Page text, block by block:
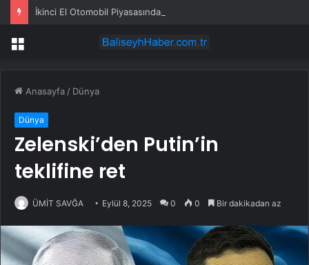
İkinci El Otomobil Piyasasında Temmuz 2024 Gelişmeleri
Menü
Anasayfa / Dünya
Dünya
Zelenski’den Putin’in
teklifine ret
ÜMİT SAVĞA Eylül 8, 2025 0 0 Bir dakikadan az